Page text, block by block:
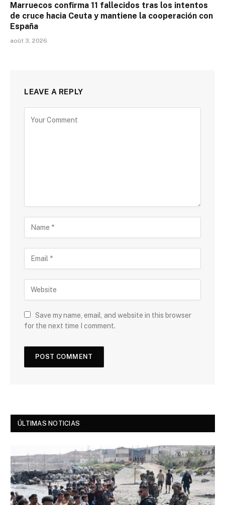
Marruecos confirma 11 fallecidos tras los intentos
de cruce hacia Ceuta y mantiene la cooperación con
España
août 3, 2026
LEAVE A REPLY
Save my name, email, and website in this browser
for the next time I comment.
ÚLTIMAS NOTICIAS